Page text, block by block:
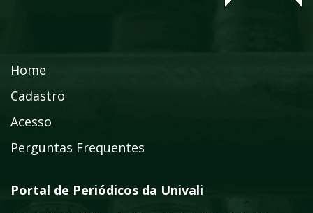
Home
Cadastro
Acesso
Perguntas Frequentes
Portal de Periódicos da Univali